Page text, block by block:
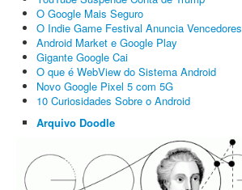
O Google Mais Seguro
O Indie Game Festival Anuncia Vencedores
Android Market e Google Play
Gigante Google Cai
O que é WebView do Sistema Android
Novo Google Pixel 5 com 5G
10 Curiosidades Sobre o Android
Arquivo Doodle